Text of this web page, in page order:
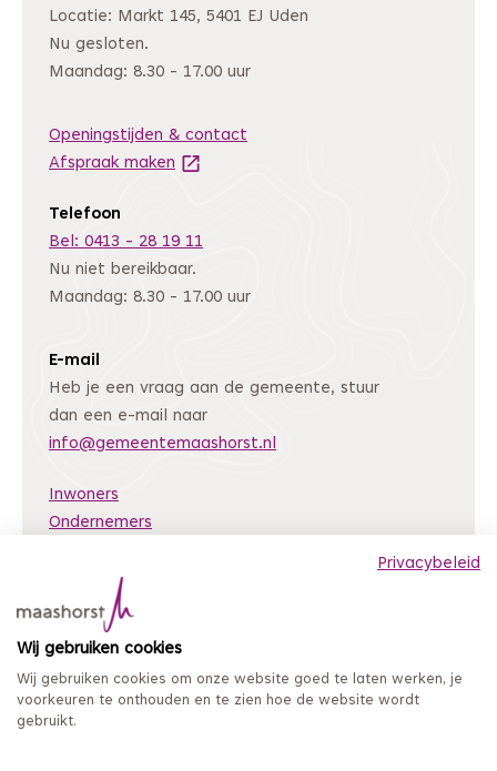
Privacybeleid
Wij gebruiken cookies
Wij gebruiken cookies om onze website goed te laten werken, je
voorkeuren te onthouden en te zien hoe de website wordt
gebruikt.
Locatie: Markt 145, 5401 EJ Uden
Nu gesloten.
Maandag: 8.30 - 17.00 uur
Openingstijden & contact
Afspraak maken (Deze link gaat naar een andere
Telefoon
Bel: 0413 - 28 19 11
Nu niet bereikbaar.
Maandag: 8.30 - 17.00 uur
E-mail
Heb je een vraag aan de gemeente, stuur
dan een e-mail naar
info@gemeentemaashorst.nl
Inwoners
Ondernemers
Archiefweb(Deze link gaat naar een andere website)
Coordinated Vulnerability Disclosure
Mijn loket
Privacy en persoonsgegevens